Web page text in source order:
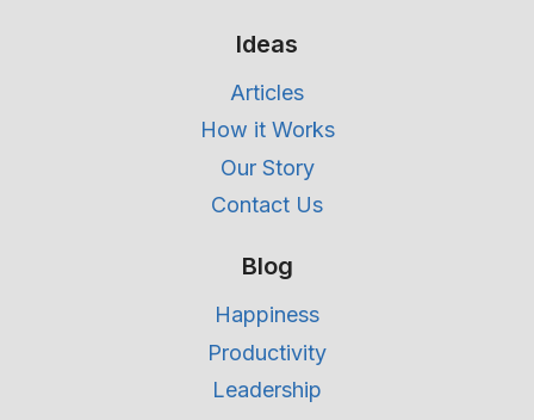
Ideas
Articles
How it Works
Our Story
Contact Us
Blog
Happiness
Productivity
Leadership